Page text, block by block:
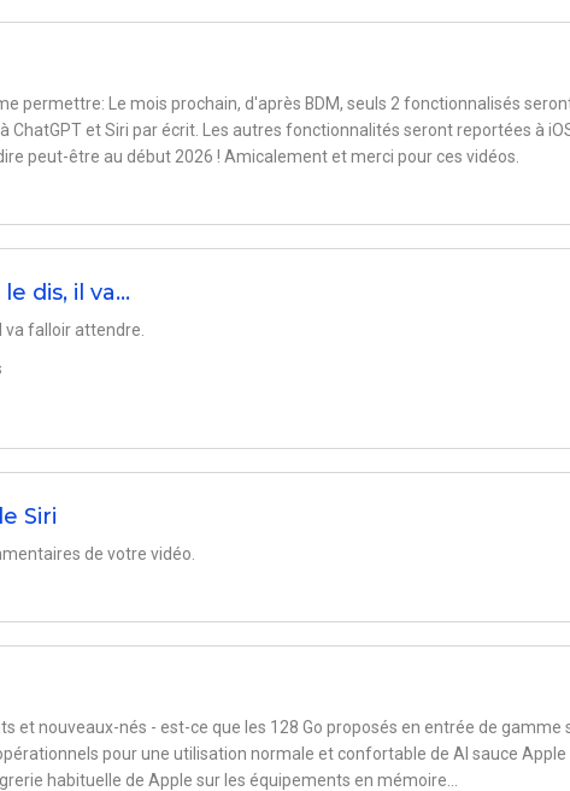
permettre: Le mois prochain, d'après BDM, seuls 2 fonctionnalisés
ChatGPT et Siri par écrit. Les autres fonctionnalités seront reportées à
peut-être au début 2026 ! Amicalement et merci pour ces vidéos.
dis, il va…
va falloir attendre.
Siri
de votre vidéo.
et nouveaux-nés - est-ce que les 128 Go proposés en entrée de gamme
pour une utilisation normale et confortable de AI sauce Apple
habituelle de Apple sur les équipements en mémoire...